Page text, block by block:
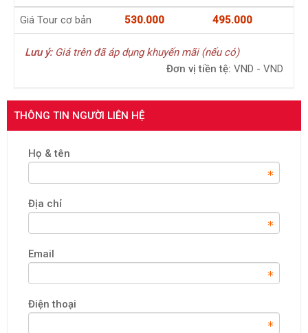
Giá Tour cơ bản 530.000 495.000
Lưu ý:Giá trên đã áp dụng khuyến mãi (nếu có)
Đơn vị tiền tệ: VND - VND
THÔNG TIN NGƯỜI LIÊN HỆ
Họ & tên
Địa chỉ
Email
Điện thoại